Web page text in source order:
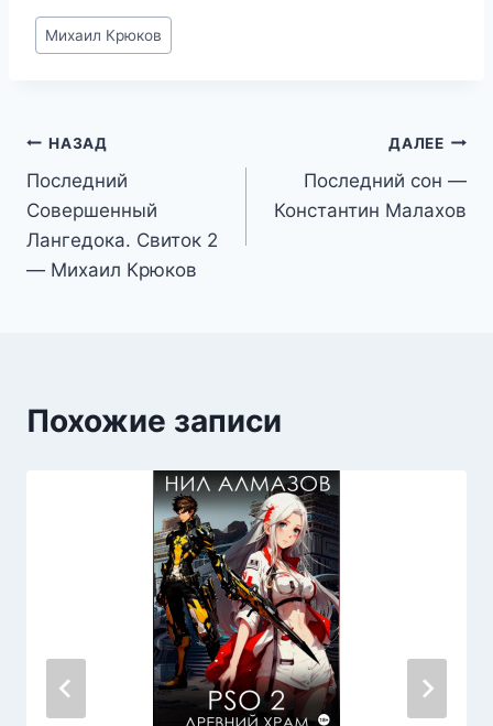
Метки
записи:
Михаил Крюков
Навигация
по
записям
НАЗАД
Последний
Совершенный
Лангедока. Свиток 2
— Михаил Крюков
ДАЛЕЕ
Последний сон —
Константин Малахов
Похожие записи